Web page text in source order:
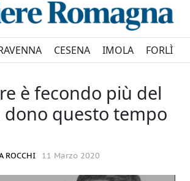
CESENA IMOLA FORLÌ
è fecondo più del
dono questo tempo
ROCCHI 11 Marzo 2020